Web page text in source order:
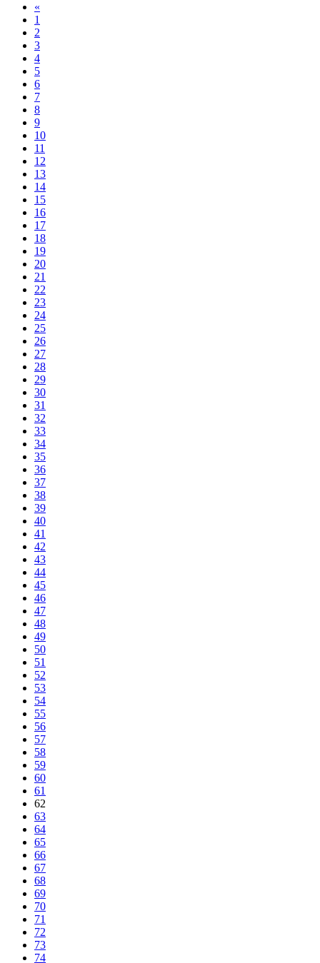
«
1
2
3
4
5
6
7
8
9
10
11
12
13
14
15
16
17
18
19
20
21
22
23
24
25
26
27
28
29
30
31
32
33
34
35
36
37
38
39
40
41
42
43
44
45
46
47
48
49
50
51
52
53
54
55
56
57
58
59
60
61
62
63
64
65
66
67
68
69
70
71
72
73
74